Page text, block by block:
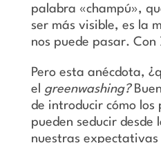
palabra «champú»,
ser más visible, es la
nos puede pasar.
Pero esta anécdota,
el greenwashing?
de introducir cómo los
pueden seducir desde
nuestras expectativas